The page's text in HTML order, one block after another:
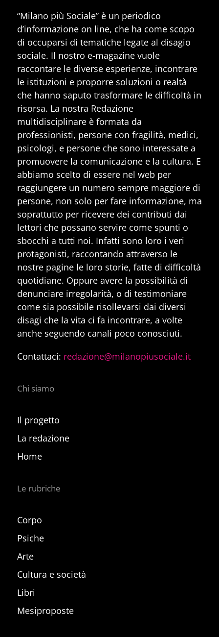
“Milano più Sociale” è un periodico
d’informazione on line, che ha come scopo
di occuparsi di tematiche legate al disagio
sociale. Il nostro e-magazine vuole
raccontare le diverse esperienze, incontrare
le istituzioni e proporre soluzioni o realtà
che hanno saputo trasformare le difficoltà in
risorsa. La nostra Redazione
multidisciplinare è formata da
professionisti, persone con fragilità, medici,
psicologi, e persone che sono interessate a
promuovere la comunicazione e la cultura. E
abbiamo scelto di essere nel web per
raggiungere un numero sempre maggiore di
persone, non solo per fare informazione, ma
soprattutto per ricevere dei contributi dai
lettori che possano servire come spunti o
sbocchi a tutti noi. Infatti sono loro i veri
protagonisti, raccontando attraverso le
nostre pagine le loro storie, fatte di difficoltà
quotidiane. Oppure avere la possibilità di
denunciare irregolarità, o di testimoniare
come sia possibile risollevarsi dai diversi
disagi che la vita ci fa incontrare, a volte
anche seguendo canali poco conosciuti.
Contattaci: redazione@milanopiusociale.it
Chi siamo
Il progetto
La redazione
Home
Le rubriche
Corpo
Psiche
Arte
Cultura e società
Libri
Mesiproposte